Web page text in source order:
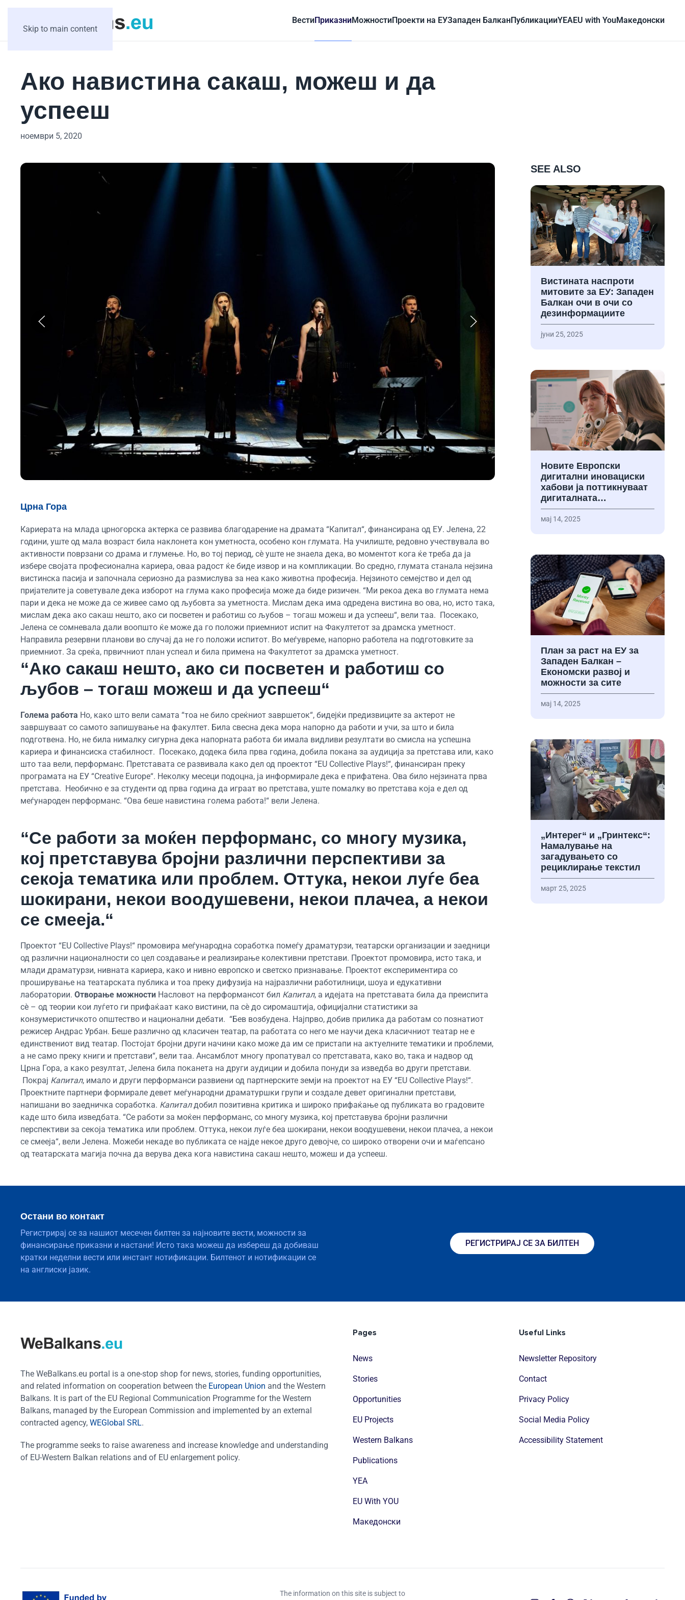
Skip to main content
ВестиПриказниМожностиПроекти на ЕУЗападен БалканПубликацииYEAEU with YouMакедонски
Aко навистина сакаш, можеш и да
успееш
ноември 5, 2020
Црна Гора
Кариерата на млада црногорска актерка се развива благодарение на драмата “Капитал“, финансирана од ЕУ. Јелена, 22
години, уште од мала возраст била наклонета кон уметноста, особено кон глумата. На училиште, редовно учествувала во
активности поврзани со драма и глумење. Но, во тој период, сè уште не знаела дека, во моментот кога ќе треба да ја
избере својата професионална кариера, оваа радост ќе биде извор и на компликации. Во средно, глумата станала нејзина
вистинска пасија и започнала сериозно да размислува за неа како животна професија. Нејзиното семејство и дел од
пријателите ја советувале дека изборот на глума како професија може да биде ризичен. “Ми рекоа дека во глумата нема
пари и дека не може да се живее само од љубовта за уметноста. Мислам дека има одредена вистина во ова, но, исто така,
мислам дека ако сакаш нешто, ако си посветен и работиш со љубов – тогаш можеш и да успееш“, вели таа. Посекако,
Јелена се сомневала дали воопшто ќе може да го положи приемниот испит на Факултетот за драмска уметност.
Направила резервни планови во случај да не го положи испитот. Во меѓувреме, напорно работела на подготовките за
приемниот. За среќа, првичниот план успеал и била примена на Факултетот за драмска уметност.
“Ако сакаш нешто, ако си посветен и работиш со
љубов – тогаш можеш и да успееш“
Голема работа Но, како што вели самата “тоа не било среќниот завршеток“, бидејќи предизвиците за актерот не
завршуваат со самото запишување на факултет. Била свесна дека мора напорно да работи и учи, за што и била
подготвена. Но, не била нималку сигурна дека напорната работа би имала видливи резултати во смисла на успешна
кариера и финансиска стабилност. Посекако, додека била прва година, добила покана за аудиција за претстава или, како
што таа вели, перформанс. Претставата се развивала како дел од проектот “EU Collective Plays!“, финансиран преку
програмата на ЕУ “Creative Europe“. Неколку месеци подоцна, ја информирале дека е прифатена. Ова било нејзината прва
претстава. Необично е за студенти од прва година да играат во претстава, уште помалку во претстава која е дел од
меѓународен перформанс. “Ова беше навистина голема работа!“ вели Јелена.
“Се работи за моќен перформанс, со многу музика,
кој претставува бројни различни перспективи за
секоја тематика или проблем. Оттука, некои луѓе беа
шокирани, некои воодушевени, некои плачеа, а некои
се смееја.“
Проектот “EU Collective Plays!“ промовира меѓународна соработка помеѓу драматурзи, театарски организации и заедници
од различни националности со цел создавање и реализирање колективни претстави. Проектот промовира, исто така, и
млади драматурзи, нивната кариера, како и нивно европско и светско признавање. Проектот експериментира со
проширување на театарската публика и тоа преку дифузија на најразлични работилници, шоуа и едукативни
лаборатории. Отворање можности Насловот на перформансот бил Капитал, а идејата на претставата била да преиспита
сè – од теории кои луѓето ги прифаќаат како вистини, па сè до сиромаштија, официјални статистики за
конзумеристичкото општество и национални дебати. “Бев возбудена. Најпрво, добив прилика да работам со познатиот
режисер Андрас Урбан. Беше различно од класичен театар, па работата со него ме научи дека класичниот театар не е
единствениот вид театар. Постојат бројни други начини како може да им се пристапи на актуелните тематики и проблеми,
а не само преку книги и претстави“, вели таа. Ансамблот многу пропатувал со претставата, како во, така и надвор од
Црна Гора, а како резултат, Јелена била поканета на други аудиции и добила понуди за изведба во други претстави.
Покрај Капитал, имало и други перформанси развиени од партнерските земји на проектот на ЕУ “EU Collective Plays!“.
Проектните партнери формирале девет меѓународни драматуршки групи и создале девет оригинални претстави,
напишани во заедничка соработка. Капиталдобил позитивна критика и широко прифаќање од публиката во градовите
каде што била изведбата. “Се работи за моќен перформанс, со многу музика, кој претставува бројни различни
перспективи за секоја тематика или проблем. Оттука, некои луѓе беа шокирани, некои воодушевени, некои плачеа, а некои
се смееја“, вели Јелена. Можеби некаде во публиката се најде некое друго девојче, со широко отворени очи и маѓепсано
од театарската магија почна да верува дека кога навистина сакаш нешто, можеш и да успееш.
SEE ALSO
Вистината наспроти
митовите за ЕУ: Западен
Балкан очи в очи со
дезинформациите
јуни 25, 2025
Новите Европски
дигитални иновациски
хабови ја поттикнуваат
дигиталната…
мај 14, 2025
План за раст на ЕУ за
Западен Балкан –
Економски развој и
можности за сите
мај 14, 2025
„Интерег“ и „Гринтекс“:
Намалување на
загадувањето со
рециклирање текстил
март 25, 2025
Остани во контакт
Регистрирај се за нашиот месечен билтен за најновите вести, можности за
финансирање приказни и настани! Исто така можеш да избереш да добиваш
кратки неделни вести или инстант нотификации. Билтенот и нотификации се
на англиски јазик.
РЕГИСТРИРАЈ СЕ ЗА БИЛТЕН
The WeBalkans.eu portal is a one-stop shop for news, stories, funding opportunities,
and related information on cooperation between the European Union and the Western
Balkans. It is part of the EU Regional Communication Programme for the Western
Balkans, managed by the European Commission and implemented by an external
contracted agency, WEGlobal SRL.
The programme seeks to raise awareness and increase knowledge and understanding
of EU-Western Balkan relations and of EU enlargement policy.
Pages
News
Stories
Opportunities
EU Projects
Western Balkans
Publications
YEA
EU With YOU
Mакедонски
Useful Links
Newsletter Repository
Contact
Privacy Policy
Social Media Policy
Accessibility Statement
The information on this site is subject to